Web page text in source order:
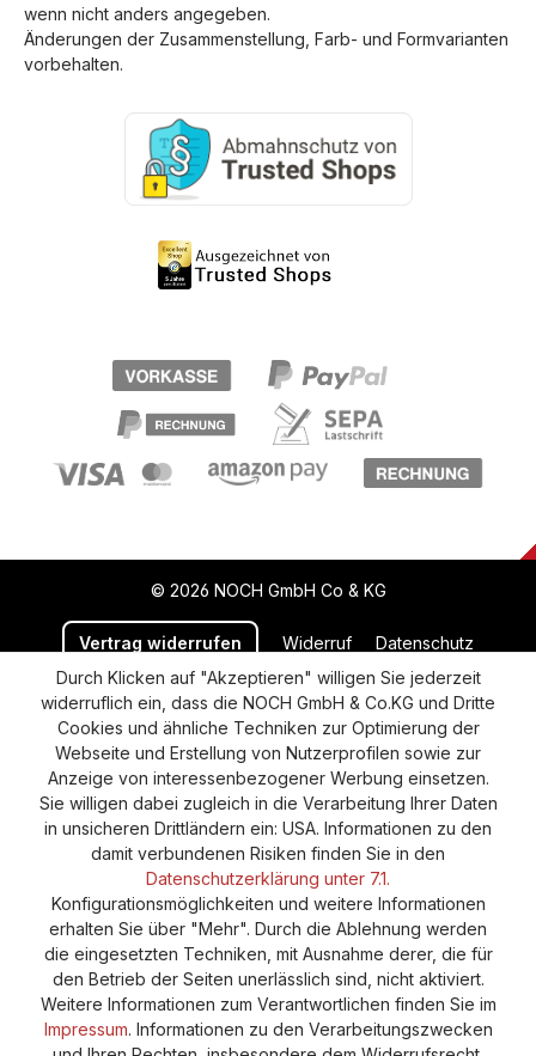
wenn nicht anders angegeben.
Änderungen der Zusammenstellung, Farb- und Formvarianten
vorbehalten.
© 2026 NOCH GmbH Co & KG
Vertrag widerrufen Widerruf Datenschutz
Versand und Zahlung AGB
Impressum
Cookie-Einstellungen
Barrierefreiheitserklärung
Durch Klicken auf "Akzeptieren" willigen Sie jederzeit
widerruflich ein, dass die NOCH GmbH & Co.KG und Dritte
Cookies und ähnliche Techniken zur Optimierung der
Webseite und Erstellung von Nutzerprofilen sowie zur
Anzeige von interessenbezogener Werbung einsetzen.
Sie willigen dabei zugleich in die Verarbeitung Ihrer Daten
in unsicheren Drittländern ein: USA. Informationen zu den
damit verbundenen Risiken finden Sie in den
Datenschutzerklärung unter 7.1.
Konfigurationsmöglichkeiten und weitere Informationen
erhalten Sie über "Mehr". Durch die Ablehnung werden
die eingesetzten Techniken, mit Ausnahme derer, die für
den Betrieb der Seiten unerlässlich sind, nicht aktiviert.
Weitere Informationen zum Verantwortlichen finden Sie im
Impressum. Informationen zu den Verarbeitungszwecken